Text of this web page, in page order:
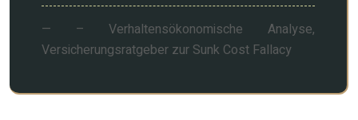
– Verhaltensökonomische Analyse,
Versicherungsratgeber zur Sunk Cost Fallacy